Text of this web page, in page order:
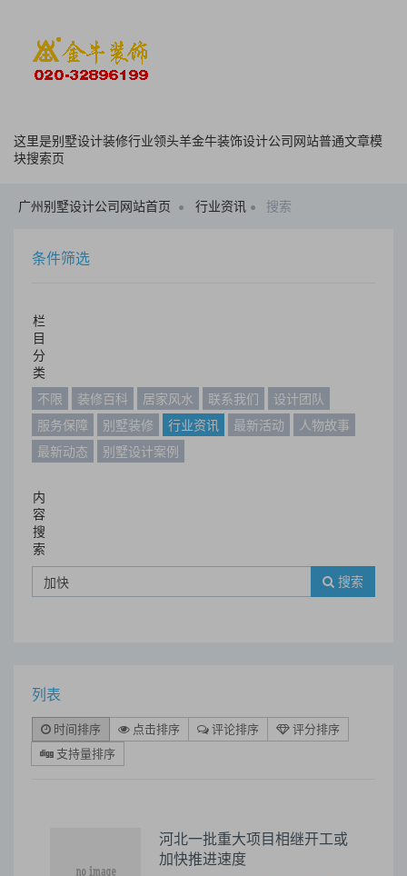
这里是别墅设计装修行业领头羊金牛装饰设计公司网站普通文章模
块搜索页
广州别墅设计公司网站首页 行业资讯 搜索
条件筛选
栏
目
分
类
不限
装修百科 居家风水 联系我们
设计团队
服务保障
别墅装修 行业资讯 最新活动
人物故事
最新动态
别墅设计案例
内
容
搜
索
搜索
列表
时间排序 点击排序 评论排序
评分排序
支持量排序
河北一批重大项目相继开工或
加快推进速度